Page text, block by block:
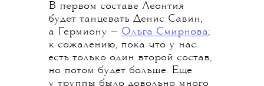
В первом составе Леонтия
будет танцевать Денис Савин,
а Гермиону — Ольга Смирнова;
к сожалению, пока что у нас
есть только один второй состав,
но потом будет больше. Еще
у труппы было довольно много